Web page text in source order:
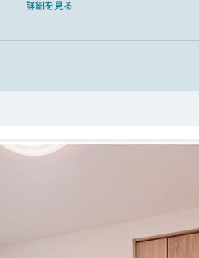
詳細を見る